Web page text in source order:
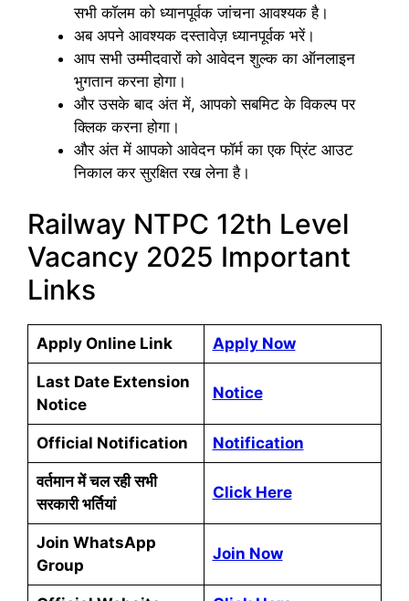
सभी कॉलम को ध्यानपूर्वक जांचना आवश्यक है।
अब अपने आवश्यक दस्तावेज़ ध्यानपूर्वक भरें।
आप सभी उम्मीदवारों को आवेदन शुल्क का ऑनलाइन
भुगतान करना होगा।
और उसके बाद अंत में, आपको सबमिट के विकल्प पर
क्लिक करना होगा।
और अंत में आपको आवेदन फॉर्म का एक प्रिंट आउट
निकाल कर सुरक्षित रख लेना है।
Railway NTPC 12th Level
Vacancy 2025 Important
Links
Apply Online Link Apply Now
Last Date Extension
Notice
Notice
Official Notification Notification
वर्तमान में चल रही सभी
सरकारी भर्तियां
Click Here
Join WhatsApp
Group
Join Now